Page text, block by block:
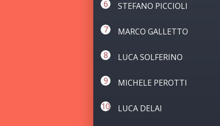
STEFANO PICCIOLI
MARCO GALLETTO
LUCA SOLFERINO
MICHELE PEROTTI
LUCA DELAI